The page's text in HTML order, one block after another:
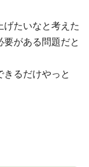
たいなと考えた
がある問題だと
るだけやっと